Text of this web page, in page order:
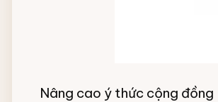
Nâng cao ý thức cộng đồng